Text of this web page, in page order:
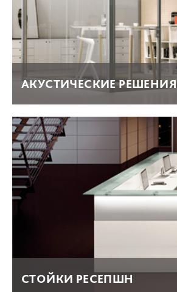
АКУСТИЧЕСКИЕ РЕШЕНИЯ
СТОЙКИ РЕСЕПШН